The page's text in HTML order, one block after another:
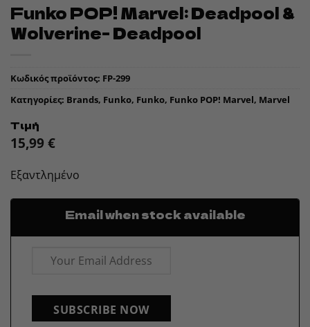
Funko POP! Marvel: Deadpool &
Wolverine- Deadpool
Κωδικός προϊόντος: FP-299
Κατηγορίες: Brands, Funko, Funko, Funko POP! Marvel, Marvel
Τιμή
15,99 €
Εξαντλημένο
Email when stock available
SUBSCRIBE NOW